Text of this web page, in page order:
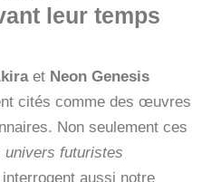
leur temps
et Neon Genesis
cités comme des œuvres
Non seulement ces
univers futuristes
aussi notre